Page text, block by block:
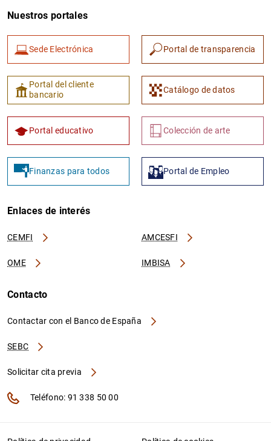
Nuestros portales
Sede Electrónica Portal de transparencia
Portal del cliente
bancario
Catálogo de datos
Portal educativo Colección de arte
Finanzas para todos Portal de Empleo
Enlaces de interés
CEMFI AMCESFI
OME IMBISA
Contacto
Contactar con el Banco de España
SEBC
Solicitar cita previa
Teléfono: 91 338 50 00